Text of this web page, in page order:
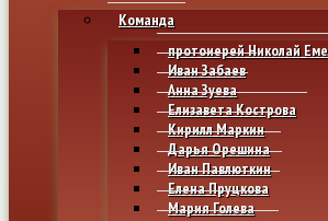
Команда
протоиерей Николай
Иван Забаев
Анна Зуева
Елизавета Кострова
Кирилл Маркин
Дарья Орешина
Иван Павлюткин
Елена Пруцкова
Мария Голева